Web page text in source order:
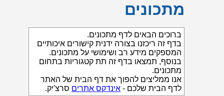
מתכונים
ברוכים הבאים לדף מתכונים.
בדף זה ריכזנו בצורה ידנית קישורים איכותיים
המספקים מידע רב ושימושי על מתכונים.
בנוסף, תמצאו בדף זה תת קטגוריות בתחום
מתכונים.
אנו ממליצים להפוך את דף הבית של האתר
לדף הבית שלכם - אינדקס אתרים סרצ'יק.